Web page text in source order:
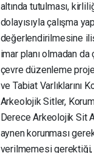
altında tutulması,
dolayısıyla çalışma
değerlendirilmesine
imar planı olmadan
çevre düzenleme
ve Tabiat Varlıklarını
Arkeolojik Sitler,
Derece Arkeolojik Sit
aynen korunması
verilmemesi gerektiği,